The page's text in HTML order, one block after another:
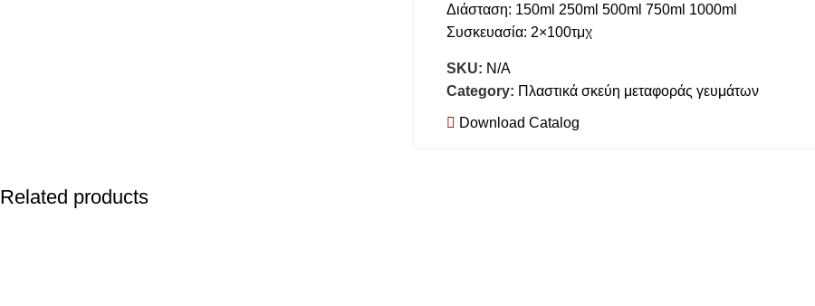
Διάσταση: 150ml 250ml 500ml 750ml 1000ml
Συσκευασία: 2×100τμχ
SKU: N/A
Category: Πλαστικά σκεύη μεταφοράς γευμάτων
Download Catalog
Related products